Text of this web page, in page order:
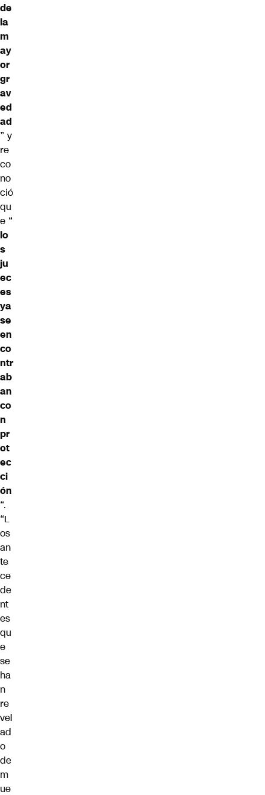
de
la
m
ay
or
gr
av
ed
ad
” y
re
co
no
ció
qu
e “
lo
s
ju
ec
es
ya
se
en
co
ntr
ab
an
co
n
pr
ot
ec
ci
ón
“.
“L
os
an
te
ce
de
nt
es
qu
e
se
ha
n
re
vel
ad
o
de
m
ue